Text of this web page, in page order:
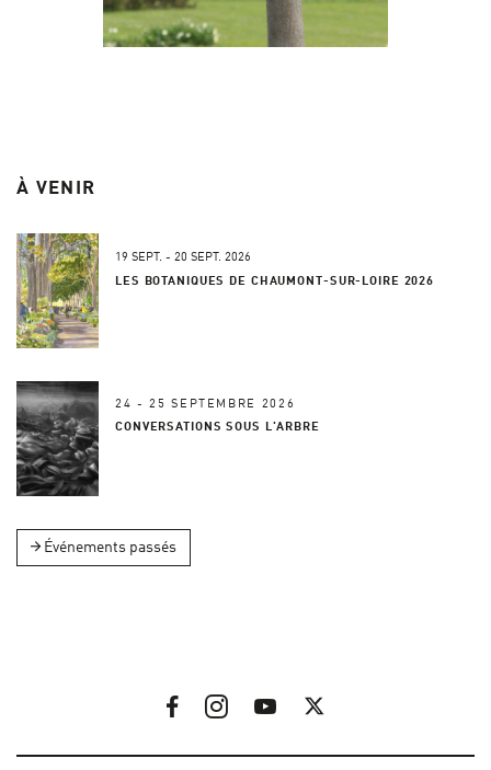
À VENIR
19 SEPT. - 20 SEPT. 2026
LES BOTANIQUES DE CHAUMONT-SUR-LOIRE 2026
24 - 25 SEPTEMBRE 2026
CONVERSATIONS SOUS L'ARBRE
Événements passés